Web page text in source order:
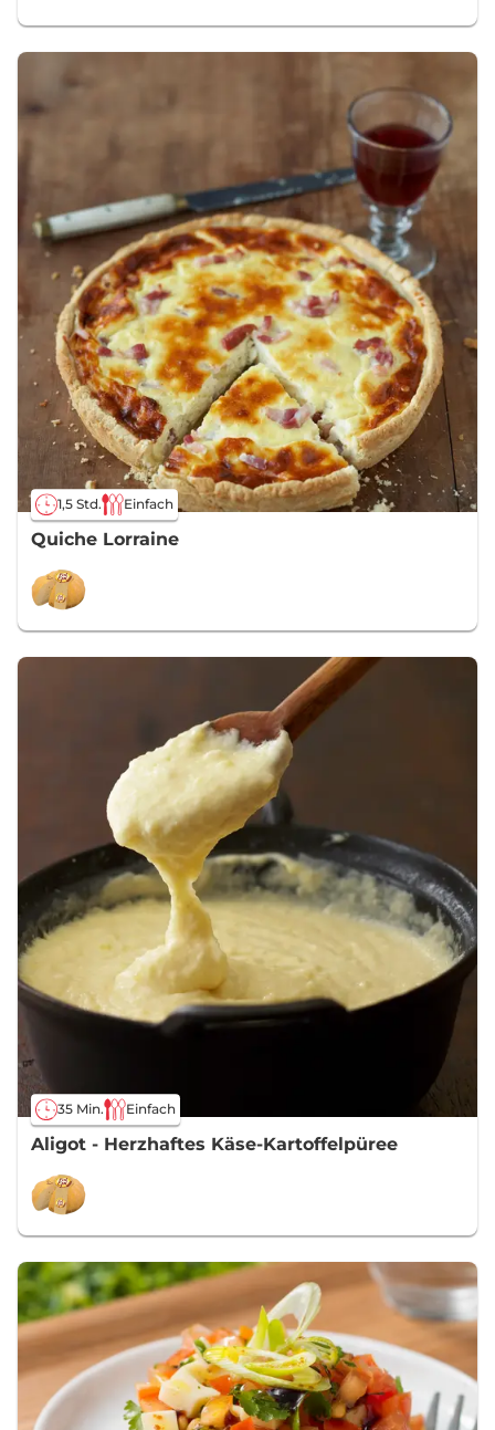
1,5 Std. Einfach
Quiche Lorraine
35 Min. Einfach
Aligot - Herzhaftes Käse-Kartoffelpüree